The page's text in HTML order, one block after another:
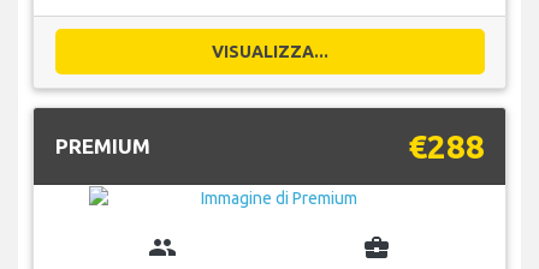
VISUALIZZA...
PREMIUM €288
group business_center